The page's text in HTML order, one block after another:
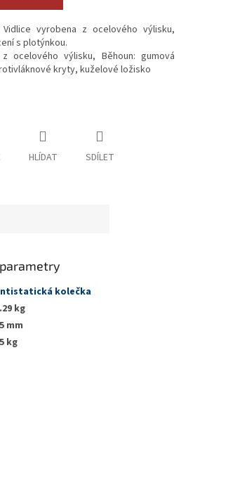
vyrobena z ocelového výlisku,
s plotýnkou.
ocelového výlisku, Běhoun: gumová
kryty, kuželové ložisko
HLÍDAT SDÍLET
kolečka
kg
mm
kg